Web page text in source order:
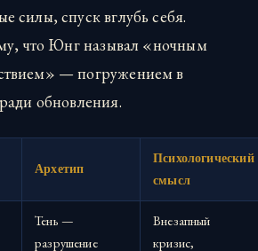
силы, спуск вглубь себя.
что Юнг называл «ночным
— погружением в
обновления.
Архетип
Психологический
смысл
Тень —
разрушение
Внезапный
кризис,